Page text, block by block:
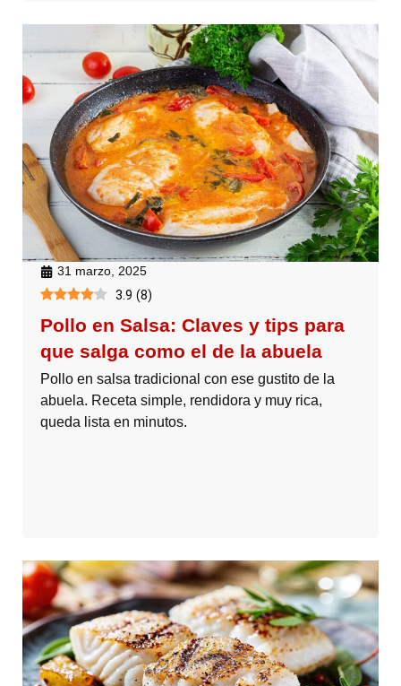
31 marzo, 2025
3.9 (8)
Pollo en Salsa: Claves y tips para
que salga como el de la abuela
Pollo en salsa tradicional con ese gustito de la
abuela. Receta simple, rendidora y muy rica,
queda lista en minutos.